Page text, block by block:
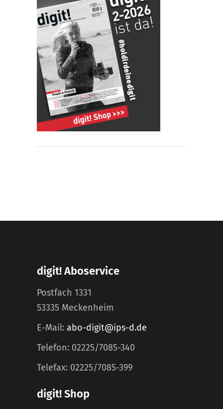
digit! Aboservice
Postfach 1331
53335 Meckenheim
E-Mail: abo-digit@ips-d.de
Telefon: 02225/7085-340
Telefax: 02225/7085-399
digit! Shop